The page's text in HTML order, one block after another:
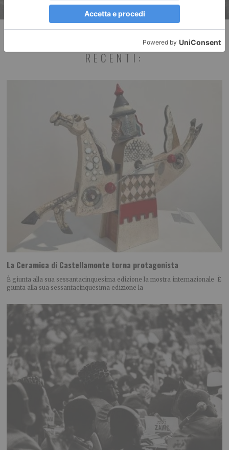
RECENTI:
La Ceramica di Castellamonte torna protagonista
È giunta alla sua sessantacinquesima edizione la mostra internazionale È
giunta alla sua sessantacinquesima edizione la